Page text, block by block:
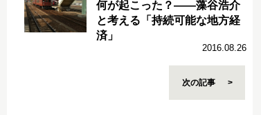
何が起こった？――藻谷浩介
と考える「持続可能な地方経
済」
2016.08.26
次の記事